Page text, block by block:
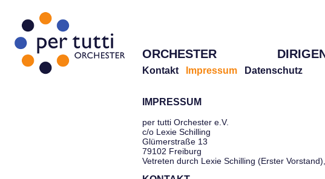
ORCHESTER
Kontakt Impressum Datenschutz
IMPRESSUM
per tutti Orchester e.V.
c/o Lexie Schilling
Glümerstraße 13
79102 Freiburg
Vetreten durch Lexie Schilling (Erster